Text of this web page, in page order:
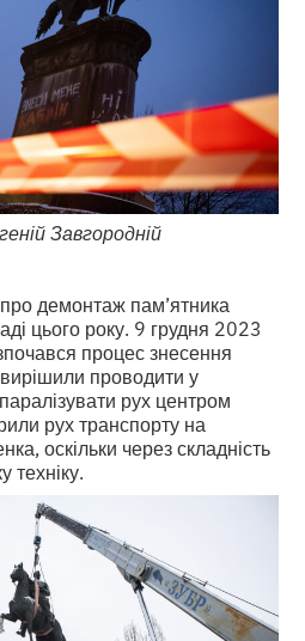
Завгородній
демонтаж пам’ятника
цього року. 9 грудня 2023
процес знесення
проводити у
рух центром
рух транспорту на
оскільки через складність
техніку.